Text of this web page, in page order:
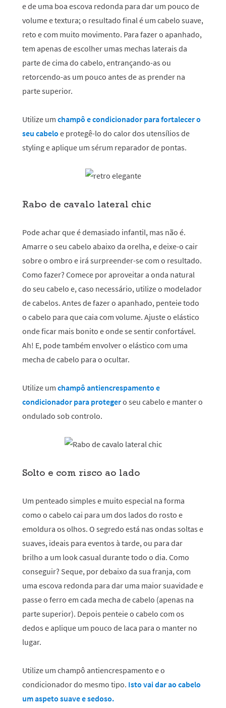
e de uma boa escova redonda para dar um pouco de
volume e textura; o resultado final é um cabelo suave,
reto e com muito movimento. Para fazer o apanhado,
tem apenas de escolher umas mechas laterais da
parte de cima do cabelo, entrançando-as ou
retorcendo-as um pouco antes de as prender na
parte superior.
Utilize um champô e condicionador para fortalecer o
seu cabelo e protegê-lo do calor dos utensílios de
styling e aplique um sérum reparador de pontas.
Rabo de cavalo lateral chic
Pode achar que é demasiado infantil, mas não é.
Amarre o seu cabelo abaixo da orelha, e deixe-o cair
sobre o ombro e irá surpreender-se com o resultado.
Como fazer? Comece por aproveitar a onda natural
do seu cabelo e, caso necessário, utilize o modelador
de cabelos. Antes de fazer o apanhado, penteie todo
o cabelo para que caia com volume. Ajuste o elástico
onde ficar mais bonito e onde se sentir confortável.
Ah! E, pode também envolver o elástico com uma
mecha de cabelo para o ocultar.
Utilize um champô antiencrespamento e
condicionador para protegero seu cabelo e manter o
ondulado sob controlo.
Solto e com risco ao lado
Um penteado simples e muito especial na forma
como o cabelo cai para um dos lados do rosto e
emoldura os olhos. O segredo está nas ondas soltas e
suaves, ideais para eventos à tarde, ou para dar
brilho a um look casual durante todo o dia. Como
conseguir? Seque, por debaixo da sua franja, com
uma escova redonda para dar uma maior suavidade e
passe o ferro em cada mecha de cabelo (apenas na
parte superior). Depois penteie o cabelo com os
dedos e aplique um pouco de laca para o manter no
lugar.
Utilize um champô antiencrespamento e o
condicionador do mesmo tipo. Isto vai dar ao cabelo
um aspeto suave e sedoso.